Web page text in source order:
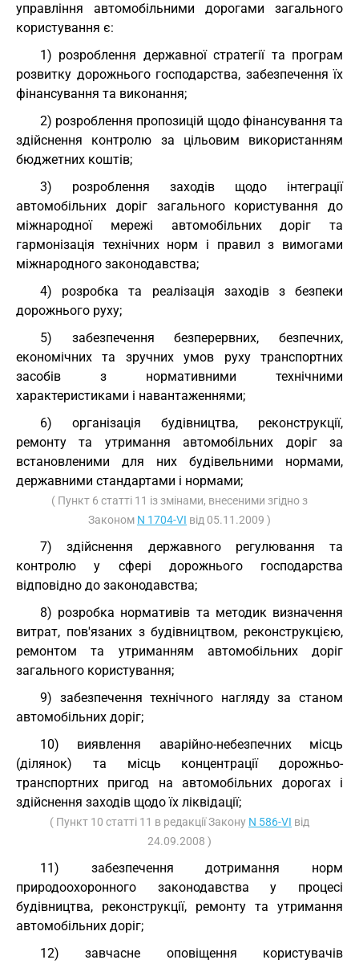
управління автомобільними дорогами загального
користування є:
1) розроблення державної стратегії та програм
розвитку дорожнього господарства, забезпечення їх
фінансування та виконання;
2) розроблення пропозицій щодо фінансування та
здійснення контролю за цільовим використанням
бюджетних коштів;
3) розроблення заходів щодо інтеграції
автомобільних доріг загального користування до
міжнародної мережі автомобільних доріг та
гармонізація технічних норм і правил з вимогами
міжнародного законодавства;
4) розробка та реалізація заходів з безпеки
дорожнього руху;
5) забезпечення безперервних, безпечних,
економічних та зручних умов руху транспортних
засобів з нормативними технічними
характеристиками і навантаженнями;
6) організація будівництва, реконструкції,
ремонту та утримання автомобільних доріг за
встановленими для них будівельними нормами,
державними стандартами і нормами;
( Пункт 6 статті 11 із змінами, внесеними згідно з
Законом N 1704-VI від 05.11.2009 )
7) здійснення державного регулювання та
контролю у сфері дорожнього господарства
відповідно до законодавства;
8) розробка нормативів та методик визначення
витрат, пов'язаних з будівництвом, реконструкцією,
ремонтом та утриманням автомобільних доріг
загального користування;
9) забезпечення технічного нагляду за станом
автомобільних доріг;
10) виявлення аварійно-небезпечних місць
(ділянок) та місць концентрації дорожньо-
транспортних пригод на автомобільних дорогах і
здійснення заходів щодо їх ліквідації;
( Пункт 10 статті 11 в редакції Закону N 586-VI від
24.09.2008 )
11) забезпечення дотримання норм
природоохоронного законодавства у процесі
будівництва, реконструкції, ремонту та утримання
автомобільних доріг;
12) завчасне оповіщення користувачів